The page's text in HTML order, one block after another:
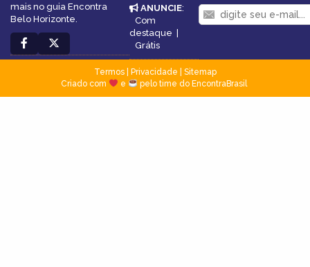
mais no guia Encontra
Belo Horizonte.
ANUNCIE:
Com
destaque |
Grátis
Termos| Privacidade
Sitemap
Criado com
e pelo time do EncontraBrasil